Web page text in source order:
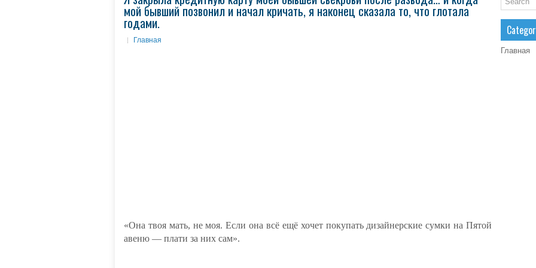
мой бывший позвонил и начал кричать, я наконец сказала то, что глотала
годами.
Главная
«Она твоя мать, не моя. Если она всё ещё хочет покупать дизайнерские сумки на Пятой
авеню — плати за них сам».
Главная